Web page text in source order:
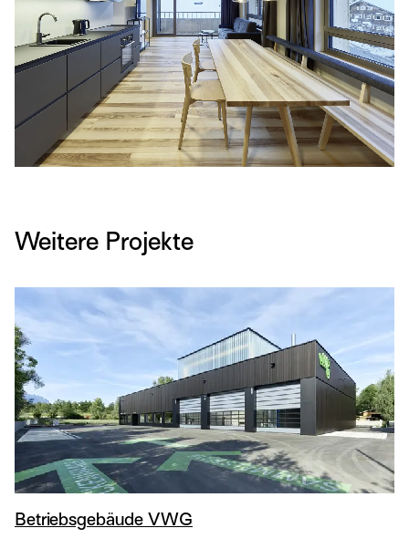
Weitere Projekte
Betriebsgebäude VWG